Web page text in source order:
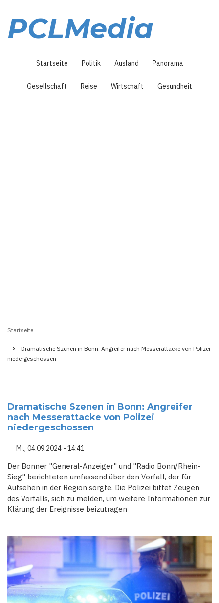
Inhalt
PCLMedia
Startseite Politik Ausland Panorama
Gesellschaft Reise Wirtschaft Gesundheit
Startseite
Dramatische Szenen in Bonn: Angreifer nach Messerattacke von Polizei
niedergeschossen
Dramatische Szenen in Bonn: Angreifer
nach Messerattacke von Polizei
niedergeschossen
Mi., 04.09.2024 - 14:41
Der Bonner "General-Anzeiger" und "Radio Bonn/Rhein-
Sieg" berichteten umfassend über den Vorfall, der für
Aufsehen in der Region sorgte. Die Polizei bittet Zeugen
des Vorfalls, sich zu melden, um weitere Informationen zur
Klärung der Ereignisse beizutragen